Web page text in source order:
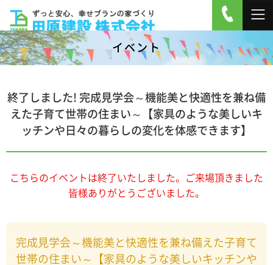
イベント
終了しました! 完成見学会～機能美と快適性を兼ね備
えた子育て世帯の住まい～【家具のような美しいキ
ッチンや日々の暮らしの変化を体感できます】
こちらのイベントは終了いたしました。ご来場頂きました
皆様ありがとうございました。
完成見学会～機能美と快適性を兼ね備えた子育て
世帯の住まい～【家具のような美しいキッチンや